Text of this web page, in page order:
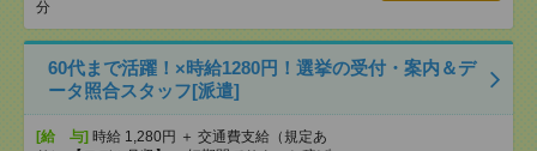
分
60代まで活躍！×時給1280円！選挙の受付・案内＆デ
ータ照合スタッフ[派遣]
[給 与] 時給 1,280円 ＋ 交通費支給（規定あ